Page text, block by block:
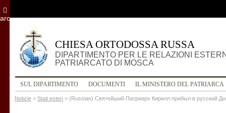
CHIESA ORTODOSSA RUSSA
DIPARTIMENTO PER LE RELAZIONI
PATRIARCATO DI MOSCA
SUL DIPARTIMENTO DOCUMENTI IL MINISTERO DEL PATRIARCA
Notizie > Stati esteri > (Russian) Святейший Патриарх Кирилл прибыл в русский
archivio